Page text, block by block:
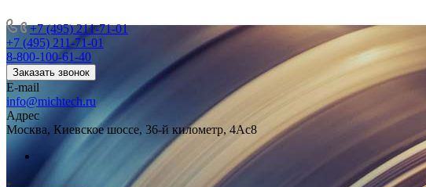
+7 (495) 211-71-01
+7 (495) 211-71-01
8-800-100-61-40
Заказать звонок
E-mail
info@michtech.ru
Адрес
Москва, Киевское шоссе, 36-й километр, 4Ас8